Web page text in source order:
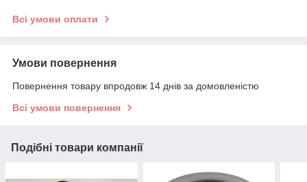
Всі умови оплати
Умови повернення
Повернення товару впродовж 14 днів за домовленістю
Всі умови повернення
Подібні товари компанії